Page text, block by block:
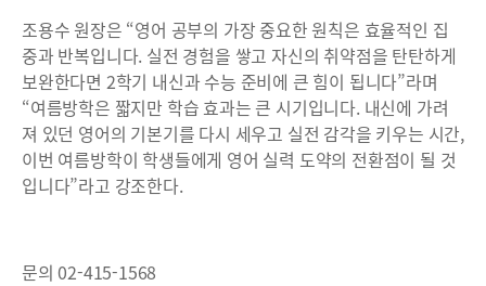
조용수 원장은 “영어 공부의 가장 중요한 원칙은 효율적인 집
중과 반복입니다. 실전 경험을 쌓고 자신의 취약점을 탄탄하게
보완한다면 2학기 내신과 수능 준비에 큰 힘이 됩니다”라며
“여름방학은 짧지만 학습 효과는 큰 시기입니다. 내신에 가려
져 있던 영어의 기본기를 다시 세우고 실전 감각을 키우는 시간,
이번 여름방학이 학생들에게 영어 실력 도약의 전환점이 될 것
입니다”라고 강조한다.
문의 02-415-1568